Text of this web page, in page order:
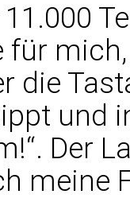
für
die
und
Der
meine